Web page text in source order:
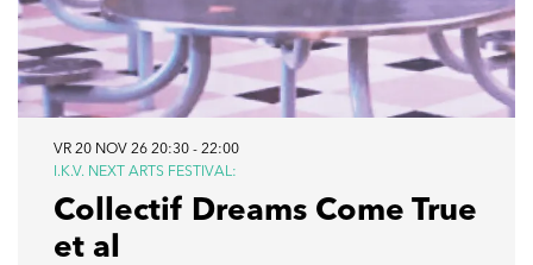
Collectif Dreams Come True
et al
I.K.V. NEXT ARTS FESTIVAL:
VR 20 NOV 26 20:30 - 22:00